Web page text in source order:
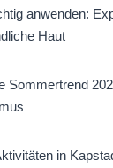
anwenden:
Haut
Sommertrend
in